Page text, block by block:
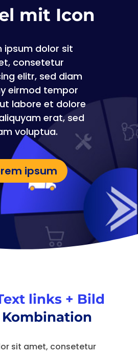
mit Icon
ipsum dolor sit
consetetur
elitr, sed diam
eirmod tempor
labore et dolore
erat, sed
voluptua.
ipsum
links + Bild
sit amet, consetetur